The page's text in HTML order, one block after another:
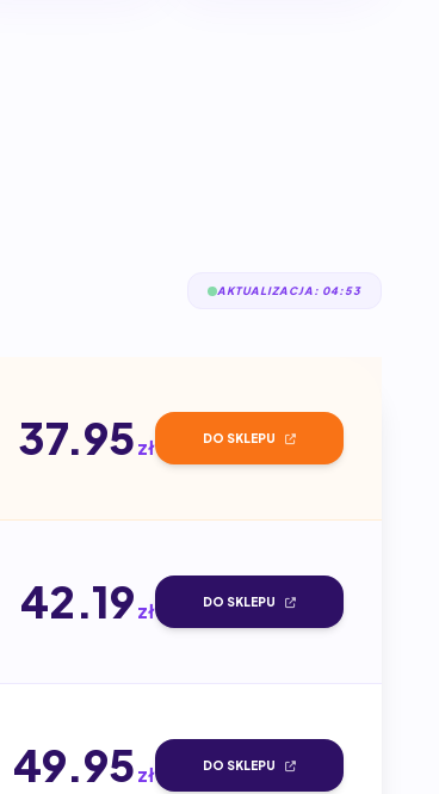
AKTUALIZACJA: 04:53
37.95zł DO SKLEPU
42.19zł DO SKLEPU
49.95zł DO SKLEPU